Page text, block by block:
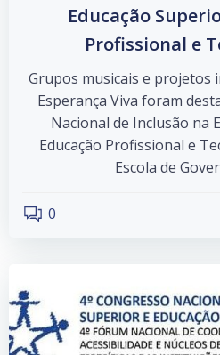
Educação
Profissional e
Grupos musicais e projetos
Esperança Viva foram
Nacional de Inclusão na
Educação Profissional e
Escola de
0